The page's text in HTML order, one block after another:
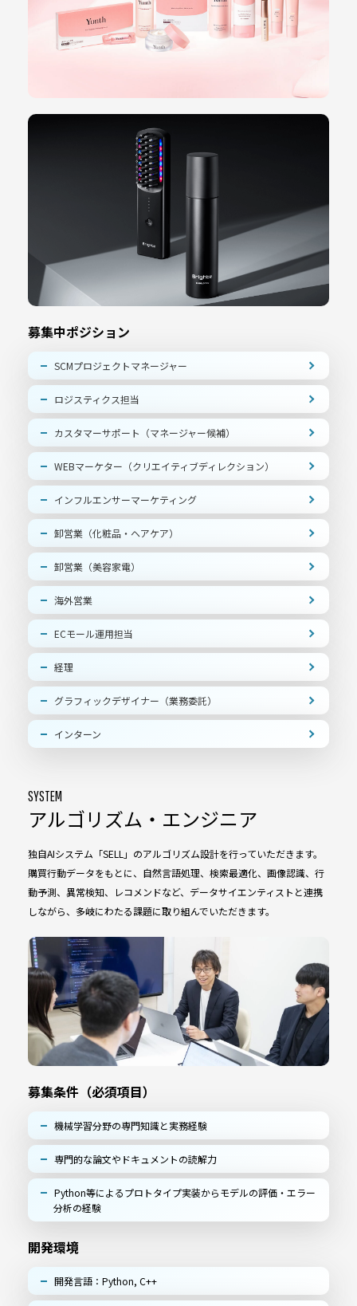
募集中ポジション
SCMプロジェクトマネージャー
ロジスティクス担当
カスタマーサポート（マネージャー候補）
WEBマーケター（クリエイティブディレクション）
インフルエンサーマーケティング
卸営業（化粧品・ヘアケア）
卸営業（美容家電）
海外営業
ECモール運用担当
経理
グラフィックデザイナー（業務委託）
インターン
SYSTEM
アルゴリズム・エンジニア
独自AIシステム「SELL」のアルゴリズム設計を行っていただきます。
購買行動データをもとに、自然言語処理、検索最適化、画像認識、行
動予測、異常検知、レコメンドなど、データサイエンティストと連携
しながら、多岐にわたる課題に取り組んでいただきます。
募集条件（必須項目）
機械学習分野の専門知識と実務経験
専門的な論文やドキュメントの読解力
Python等によるプロトタイプ実装からモデルの評価・エラー
分析の経験
開発環境
開発言語：Python, C++